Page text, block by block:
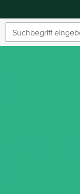
Suchbegriff